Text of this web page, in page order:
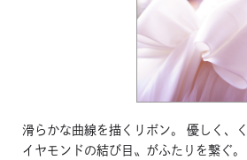
滑らかな曲線を描くリボン。 優しく、
イヤモンドの結び目〟がふたりを繋ぐ。